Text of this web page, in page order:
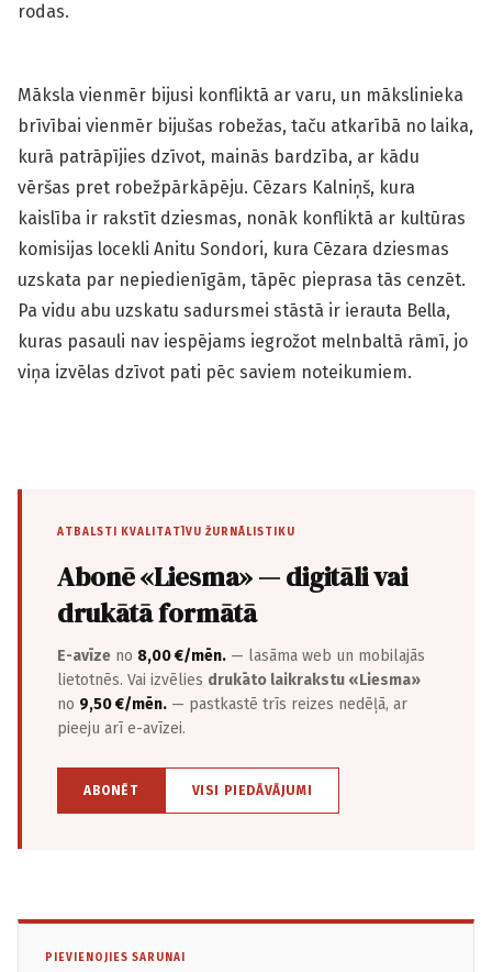
rodas.
Māksla vienmēr bijusi konfliktā ar varu, un mākslinieka
brīvībai vienmēr bijušas robežas, taču atkarībā no laika,
kurā patrāpījies dzīvot, mainās bardzība, ar kādu
vēršas pret robežpārkāpēju. Cēzars Kalniņš, kura
kaislība ir rakstīt dziesmas, nonāk konfliktā ar kultūras
komisijas locekli Anitu Sondori, kura Cēzara dziesmas
uzskata par nepiedienīgām, tāpēc pieprasa tās cenzēt.
Pa vidu abu uzskatu sadursmei stāstā ir ierauta Bella,
kuras pasauli nav iespējams iegrožot melnbaltā rāmī, jo
viņa izvēlas dzīvot pati pēc saviem noteikumiem.
ATBALSTI KVALITATĪVU ŽURNĀLISTIKU
Abonē «Liesma» — digitāli vai
drukātā formātā
E-avīze no 8,00 €/mēn. — lasāma web un mobilajās
lietotnēs. Vai izvēlies drukāto laikrakstu «Liesma»
no 9,50 €/mēn. — pastkastē trīs reizes nedēļā, ar
pieeju arī e-avīzei.
ABONĒT VISI PIEDĀVĀJUMI
PIEVIENOJIES SARUNAI